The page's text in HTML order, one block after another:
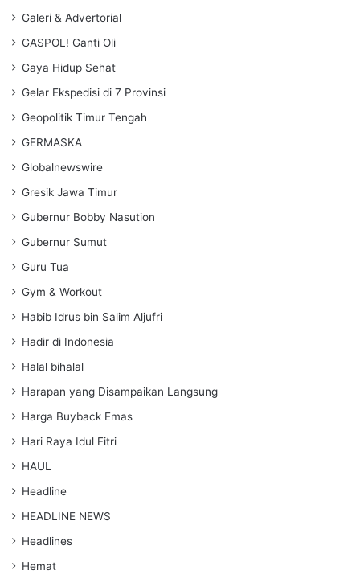
Galeri & Advertorial
GASPOL! Ganti Oli
Gaya Hidup Sehat
Gelar Ekspedisi di 7 Provinsi
Geopolitik Timur Tengah
GERMASKA
Globalnewswire
Gresik Jawa Timur
Gubernur Bobby Nasution
Gubernur Sumut
Guru Tua
Gym & Workout
Habib Idrus bin Salim Aljufri
Hadir di Indonesia
Halal bihalal
Harapan yang Disampaikan Langsung
Harga Buyback Emas
Hari Raya Idul Fitri
HAUL
Headline
HEADLINE NEWS
Headlines
Hemat